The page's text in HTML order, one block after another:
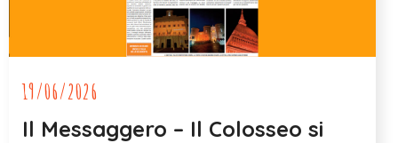
19/06/2026
Il Messaggero – Il Colosseo si